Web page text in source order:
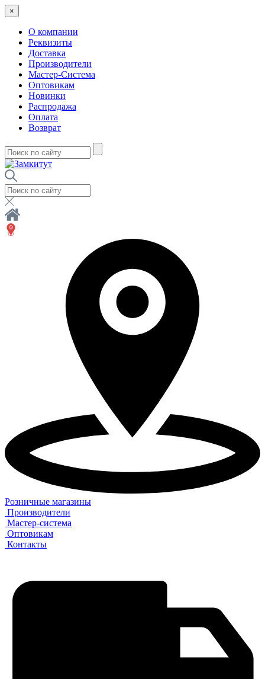
×
О компании
Реквизиты
Доставка
Производители
Мастер-Система
Оптовикам
Новинки
Распродажа
Оплата
Возврат
Розничные магазины
Производители
Мастер-система
Оптовикам
Контакты